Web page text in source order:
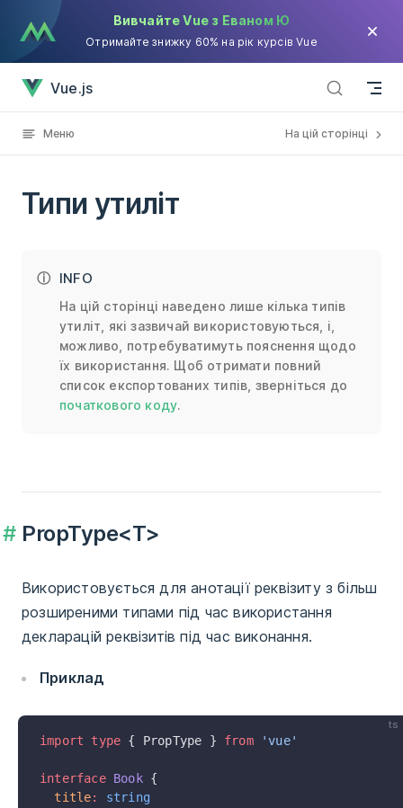
Skip to contentВивчайте Vue з Еваном Ю
Отримайте знижку 60% на рік курсів Vue
Vue.js
Меню На цій сторінці
Типи утиліт
INFO
На цій сторінці наведено лише кілька типів
утиліт, які зазвичай використовуються, і,
можливо, потребуватимуть пояснення щодо
їх використання. Щоб отримати повний
список експортованих типів, зверніться до
початкового коду.
PropType<T>
Використовується для анотації реквізиту з більш
розширеними типами під час використання
декларацій реквізитів під час виконання.
Приклад
ts
import type { PropType } from 'vue'
interface Book {
  title
:
string